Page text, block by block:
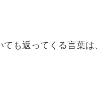
も返ってくる言葉は、